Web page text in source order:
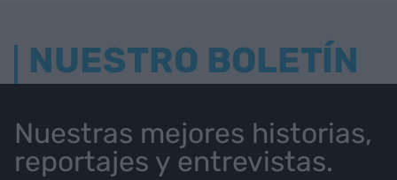
NUESTRO BOLETÍN
Nuestras mejores historias,
reportajes y entrevistas.